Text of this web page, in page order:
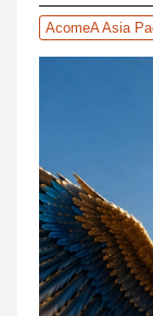
AcomeA Asia